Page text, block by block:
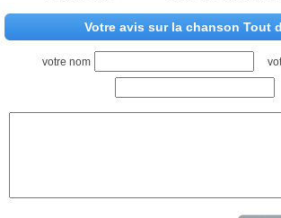
Votre avis sur la chanson Tout
votre nom